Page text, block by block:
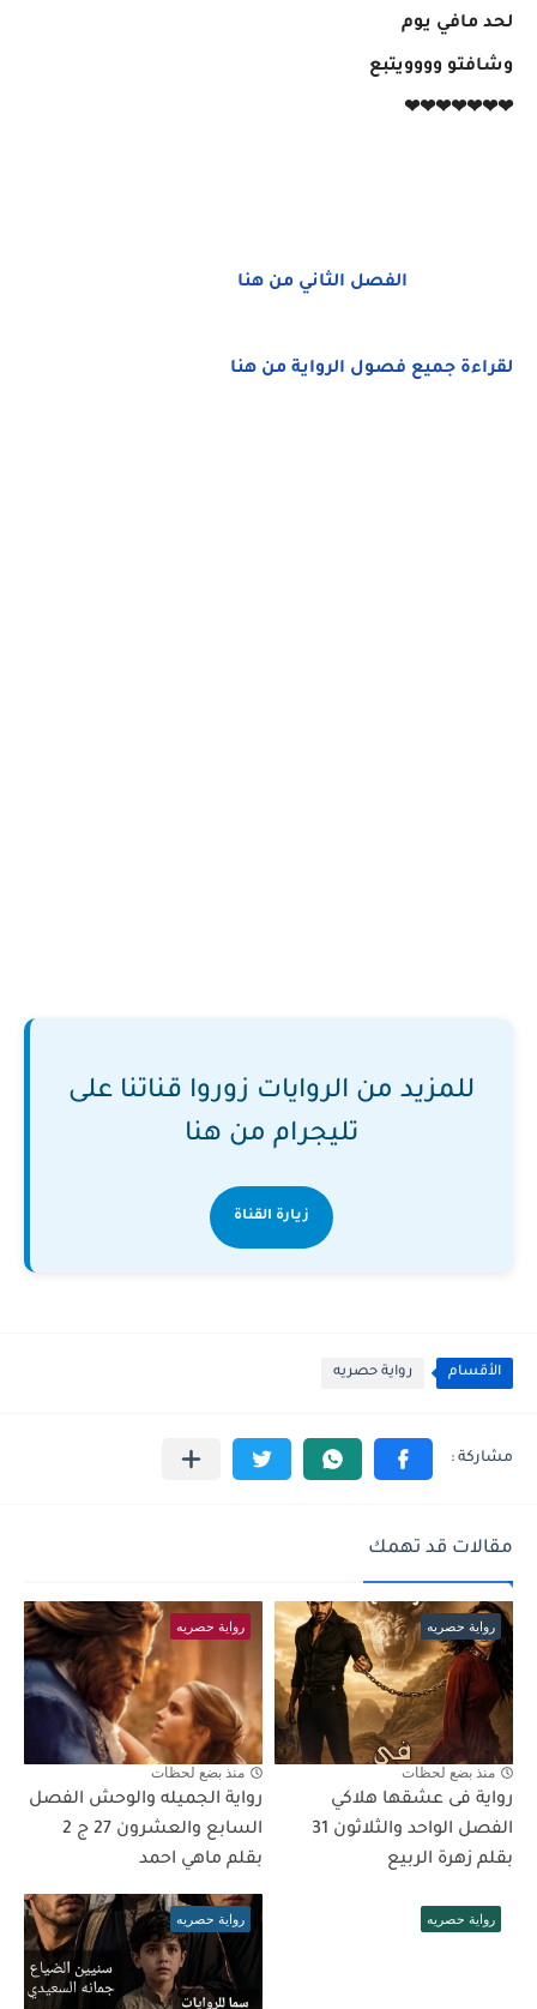
لحد مافي يوم
وشافتو وووويتبع
❤❤❤❤❤❤❤
الفصل الثاني من هنا
لقراءة جميع فصول الرواية من هنا
للمزيد من الروايات زوروا قناتنا على
تليجرام من هنا
زيارة القناة
الأقسام رواية حصريه
مقالات قد تهمك
رواية حصريه
منذ بضع لحظات
رواية فى عشقها هلاكي
الفصل الواحد والثلاثون 31
بقلم زهرة الربيع
رواية حصريه
منذ بضع لحظات
رواية الجميله والوحش الفصل
السابع والعشرون 27 ج 2
بقلم ماهي احمد
رواية حصريه رواية حصريه